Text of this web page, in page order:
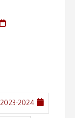
2023-2024